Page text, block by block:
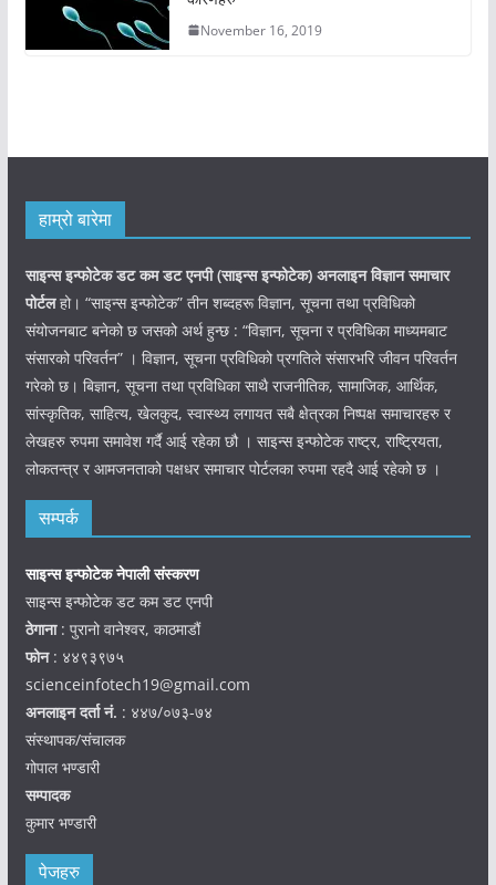
November 16, 2019
हाम्रो बारेमा
साइन्स इन्फोटेक डट कम डट एनपी (साइन्सइन्फोटेक) अनलाइन विज्ञान समाचार
पोर्टलहो। “साइन्स इन्फोटेक” तीन शब्दहरू विज्ञान, सूचना तथा प्रविधिको
संयोजनबाट बनेको छ जसको अर्थ हुन्छ : “विज्ञान, सूचना र प्रविधिका माध्यमबाट
संसारको परिवर्तन” । विज्ञान, सूचना प्रविधिको प्रगतिले संसारभरि जीवन परिवर्तन
गरेको छ। बिज्ञान, सूचना तथा प्रविधिका साथै राजनीतिक, सामाजिक, आर्थिक,
सांस्कृतिक, साहित्य, खेलकुद, स्वास्थ्य लगायत सबै क्षेत्रका निष्पक्ष समाचारहरु र
लेखहरु रुपमा समावेश गर्दै आई रहेका छौ । साइन्स इन्फोटेक राष्ट्र, राष्ट्रियता,
लोकतन्त्र र आमजनताको पक्षधर समाचार पोर्टलका रुपमा रहदै आई रहेको छ ।
सम्पर्क
साइन्स इन्फोटेक नेपाली संस्करण
साइन्स इन्फोटेक डट कम डट एनपी
ठेगाना: पुरानो वानेश्वर, काठमाडौं
फोन: ४४९३९७५
scienceinfotech19@gmail.com
अनलाइन दर्ता नं. : ४४७/०७३-७४
संस्थापक/संचालक
गोपाल भण्डारी
सम्पादक
कुमार भण्डारी
पेजहरु